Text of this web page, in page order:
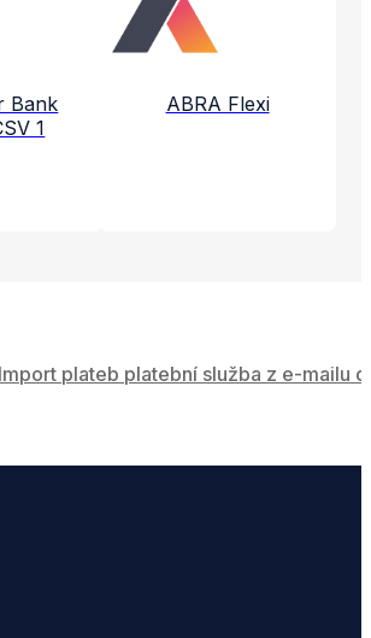
Bank
1
ABRA Flexi
Import plateb platební služba z e-mailu